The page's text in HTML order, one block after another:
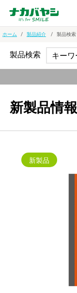
ホーム 製品紹介 製品検索
新製品情報
新製品
製品検索